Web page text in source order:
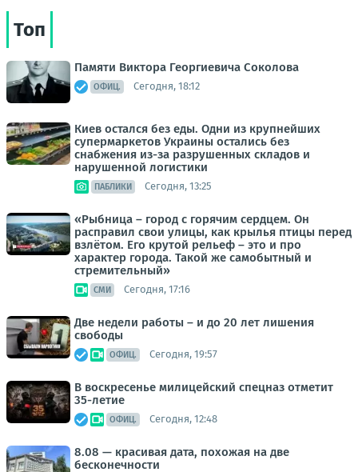
Топ
Памяти Виктора Георгиевича Соколова
ОФИЦ. Сегодня, 18:12
Киев остался без еды. Одни из крупнейших
супермаркетов Украины остались без
снабжения из-за разрушенных складов и
нарушенной логистики
ПАБЛИКИ Сегодня, 13:25
«Рыбница – город с горячим сердцем. Он
расправил свои улицы, как крылья птицы перед
взлётом. Его крутой рельеф – это и про
характер города. Такой же самобытный и
стремительный»
СМИ Сегодня, 17:16
Две недели работы – и до 20 лет лишения
свободы
ОФИЦ. Сегодня, 19:57
В воскресенье милицейский спецназ отметит
35-летие
ОФИЦ. Сегодня, 12:48
8.08 — красивая дата, похожая на две
бесконечности